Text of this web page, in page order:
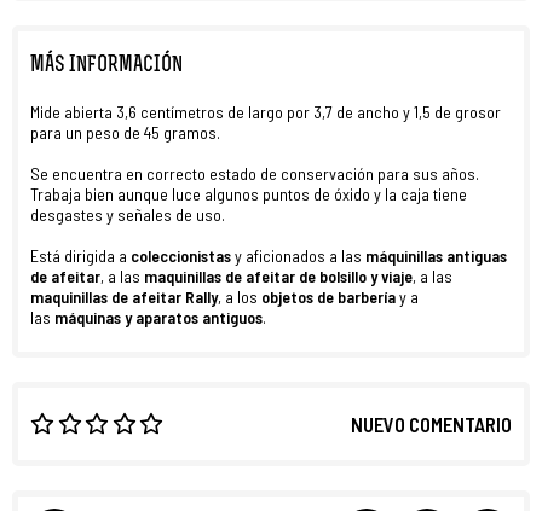
MÁS INFORMACIÓN
Mide abierta 3,6 centímetros de largo por 3,7 de ancho y 1,5 de grosor
para un peso de 45 gramos.
Se encuentra en correcto estado de conservación para sus años.
Trabaja bien aunque luce algunos puntos de óxido y la caja tiene
desgastes y señales de uso.
Está dirigida a coleccionistasy aficionados a las máquinillas antiguas
de afeitar, a las maquinillas de afeitar de bolsillo y viaje, a las
maquinillas de afeitar Rally, a los objetos de barberíay a
las máquinas y aparatos antiguos.
NUEVO COMENTARIO